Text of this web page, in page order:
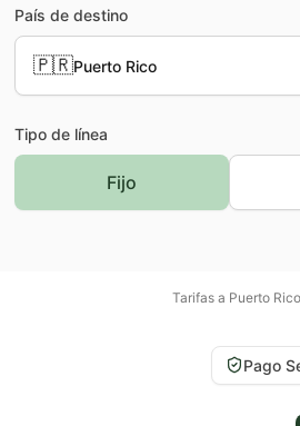
País de destino
🇵🇷Puerto Rico
Tipo de línea
Fijo
Tarifas a Puerto Rico
Pago